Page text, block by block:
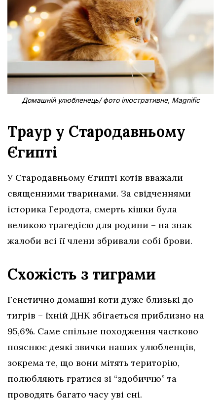
Домашній улюбленець/ фото ілюстративне, Magnific
Траур у Стародавньому
Єгипті
У Стародавньому Єгипті котів вважали
священними тваринами. За свідченнями
історика Геродота, смерть кішки була
великою трагедією для родини – на знак
жалоби всі її члени збривали собі брови.
Схожість з тиграми
Генетично домашні коти дуже близькі до
тигрів – їхній ДНК збігається приблизно на
95,6%. Саме спільне походження частково
пояснює деякі звички наших улюбленців,
зокрема те, що вони мітять територію,
полюбляють гратися зі “здобиччю” та
проводять багато часу уві сні.